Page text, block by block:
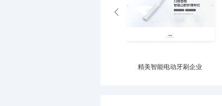
精美智能电动牙刷企业